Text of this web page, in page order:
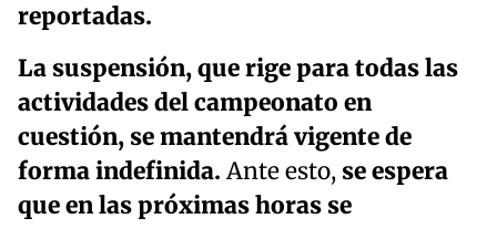
reportadas.
La suspensión, que rige para todas las
actividades del campeonato en
cuestión, se mantendrá vigente de
forma indefinida.Ante esto, se espera
que en las próximas horas se